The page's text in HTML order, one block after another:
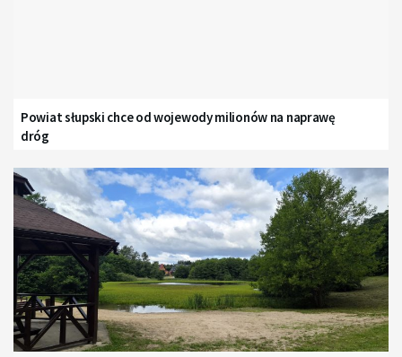
Powiat słupski chce od wojewody milionów na naprawę
dróg